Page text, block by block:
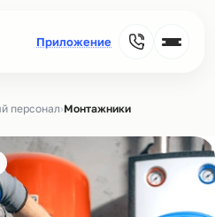
персонал›Монтажники